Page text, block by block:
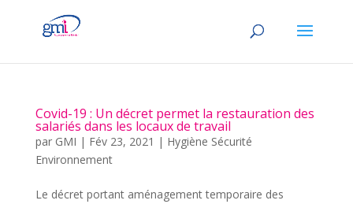
Covid-19 : Un décret permet la restauration des
salariés dans les locaux de travail
par GMI | Fév 23, 2021 | Hygiène Sécurité
Environnement
Le décret portant aménagement temporaire des